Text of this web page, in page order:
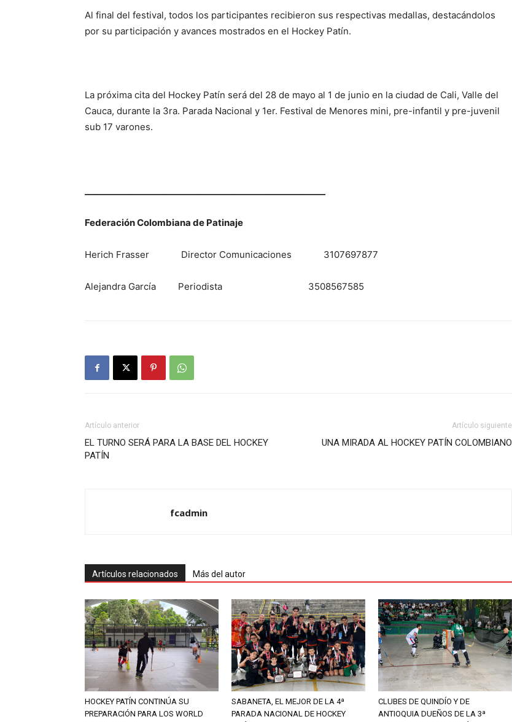
Al final del festival, todos los participantes recibieron sus respectivas medallas, destacándolos
por su participación y avances mostrados en el Hockey Patín.
La próxima cita del Hockey Patín será del 28 de mayo al 1 de junio en la ciudad de Cali, Valle del
Cauca, durante la 3ra. Parada Nacional y 1er. Festival de Menores mini, pre-infantil y pre-juvenil
sub 17 varones.
Federación Colombiana de Patinaje
Herich Frasser Director Comunicaciones 3107697877
Alejandra García Periodista 3508567585
Artículo anterior
EL TURNO SERÁ PARA LA BASE DEL HOCKEY
PATÍN
Artículo siguiente
UNA MIRADA AL HOCKEY PATÍN COLOMBIANO
fcadmin
Artículos relacionados Más del autor
HOCKEY PATÍN CONTINÚA SU
PREPARACIÓN PARA LOS WORLD
SABANETA, EL MEJOR DE LA 4ª
PARADA NACIONAL DE HOCKEY
CLUBES DE QUINDÍO Y DE
ANTIOQUIA DUEÑOS DE LA 3ª